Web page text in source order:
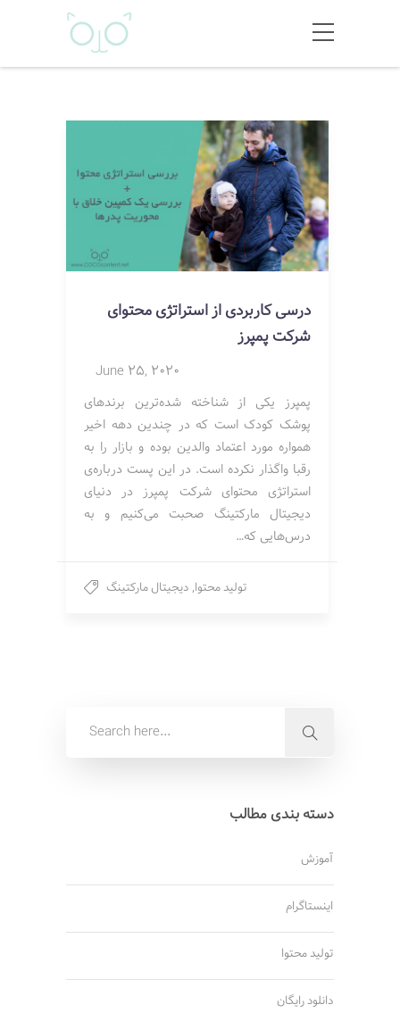
درسی کاربردی از استراتژی محتوای
شرکت پمپرز
June 25, 2020
پمپرز یکی از شناخته شده‌ترین برندهای
پوشک کودک است که در چندین دهه اخیر
همواره مورد اعتماد والدین بوده و بازار را به
رقبا واگذار نکرده است. در این پست درباره‌ی
استراتژی محتوای شرکت پمپرز در دنیای
دیجیتال ماركتينگ صحبت می‌کنیم و به
درس‌هایی که…
تولید محتوا, دیجیتال مارکتینگ
دسته بندی مطالب
آموزش
اینستاگرام
تولید محتوا
دانلود رایگان